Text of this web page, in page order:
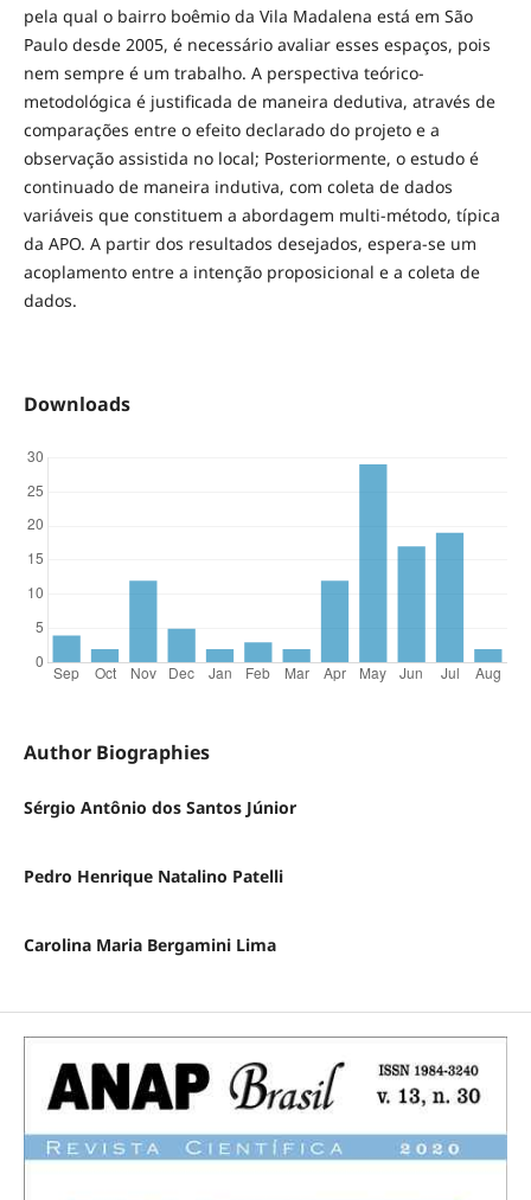
pela qual o bairro boêmio da Vila Madalena está em São
Paulo desde 2005, é necessário avaliar esses espaços, pois
nem sempre é um trabalho. A perspectiva teórico-
metodológica é justificada de maneira dedutiva, através de
comparações entre o efeito declarado do projeto e a
observação assistida no local; Posteriormente, o estudo é
continuado de maneira indutiva, com coleta de dados
variáveis que constituem a abordagem multi-método, típica
da APO. A partir dos resultados desejados, espera-se um
acoplamento entre a intenção proposicional e a coleta de
dados.
Downloads
Author Biographies
Sérgio Antônio dos Santos Júnior
Pedro Henrique Natalino Patelli
Carolina Maria Bergamini Lima